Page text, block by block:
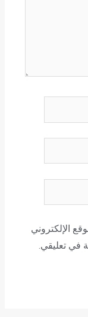
الإلكتروني
في تعليقي.